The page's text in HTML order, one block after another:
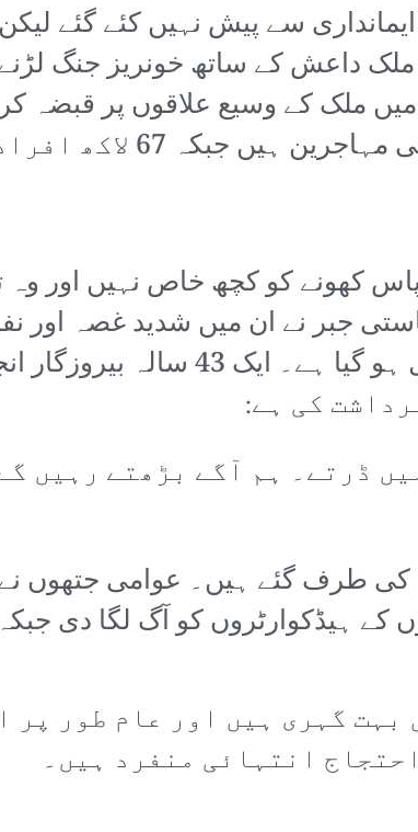
ہے۔ ملک داعش کے ساتھ خونریز جنگ
کی کوشش کر رہا ہے جس نے 2014ء میں ملک کے وسیع
مطابق 10 لاکھ سے زائد
کھونے کو کچھ خاص نہیں اور وہ
جبر نے ان میں شدید غصہ
سے مظاہروں کا کردار اور بھی زیادہ
ڈرتے۔ ہم آگے بڑھتے رہیں
کی طرف گئے ہیں۔ عوامی جتھوں
کے ہیڈکوارٹروں کو آگ لگا دی
گہری ہیں اور عام طور پر
انتہائی منفرد ہیں۔